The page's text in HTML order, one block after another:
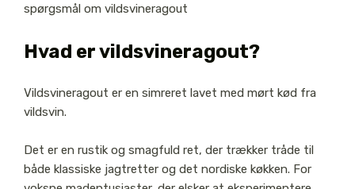
spørgsmål om vildsvineragout
Hvad er vildsvineragout?
Vildsvineragout er en simreret lavet med mørt kød fra
vildsvin.
Det er en rustik og smagfuld ret, der trækker tråde til
både klassiske jagtretter og det nordiske køkken. For